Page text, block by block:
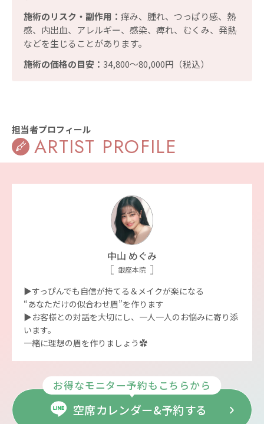
施術のリスク・副作用： 痒み、腫れ、つっぱり感、熱
感、内出血、アレルギー、感染、痺れ、むくみ、発熱
などを生じることがあります。
施術の価格の目安： 34,800〜80,000円（税込）
担当者プロフィール
ARTIST PROFILE
中山 めぐみ
銀座本院
▶︎すっぴんでも自信が持てる＆メイクが楽になる
“あなただけの似合わせ眉”を作ります
▶︎お客様との対話を大切にし、一人一人のお悩みに寄り添
います。
一緒に理想の眉を作りましょう︎︎✿
お得なモニター予約もこちらから
空席カレンダー&予約する